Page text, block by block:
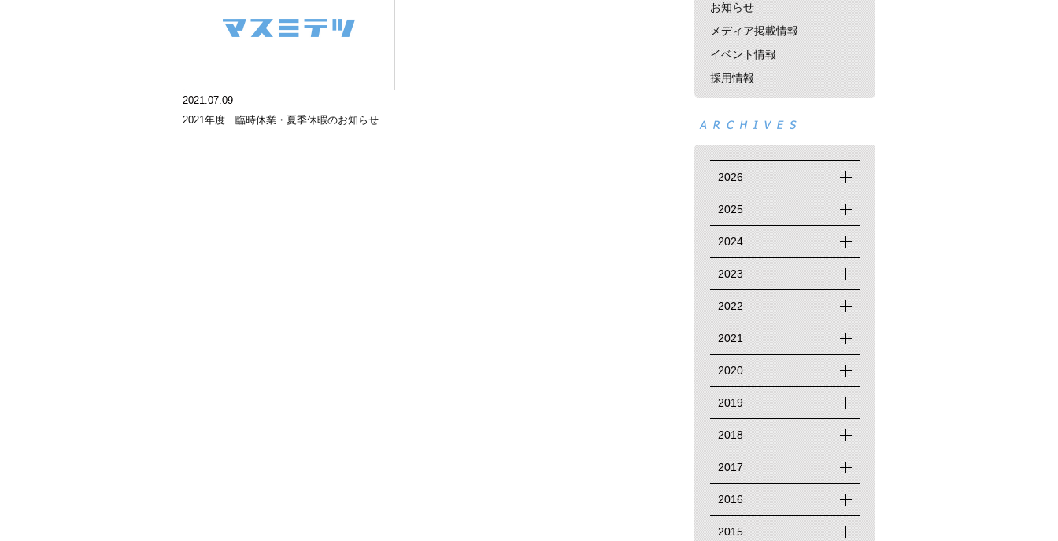
2021.07.09
2021年度 臨時休業・夏季休暇のお知らせ
お知らせ
メディア掲載情報
イベント情報
採用情報
2026
2025
2024
2023
2022
2021
2020
2019
2018
2017
2016
2015